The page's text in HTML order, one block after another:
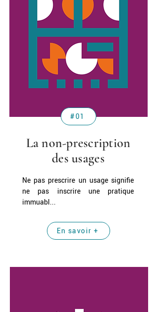
#01
La non-prescription
des usages
Ne pas prescrire un usage signifie
ne pas inscrire une pratique
immuabl...
En savoir +